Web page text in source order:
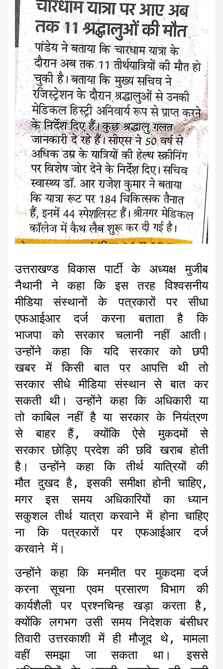
उत्तराखण्ड विकास पार्टी के अध्यक्ष मुजीब
नैथानी ने कहा कि इस तरह विश्वसनीय
मीडिया संस्थानों के पत्रकारों पर सीधा
एफआईआर दर्ज करना बताता है कि
भाजपा को सरकार चलानी नहीं आती।
उन्होंने कहा कि यदि सरकार को छपी
खबर में किसी बात पर आपत्ति थी तो
सरकार सीधे मीडिया संस्थान से बात कर
सकती थी। उन्होंने कहा कि अधिकारी या
तो काबिल नहीं है या सरकार के नियंत्रण
से बाहर हैं, क्योंकि ऐसे मुकदमों से
सरकार छोड़िए प्रदेश की छवि खराब होती
है। उन्होंने कहा कि तीर्थ यात्रियों की
मौत दुखद है, इसकी समीक्षा होनी चाहिए,
मगर इस समय अधिकारियों का ध्यान
सकुशल तीर्थ यात्रा करवाने में होना चाहिए
ना कि पत्रकारों पर एफआईआर दर्ज
करवाने में।
उन्होंने कहा कि मनमीत पर मुकदमा दर्ज
करना सूचना एवम प्रसारण विभाग की
कार्यशैली पर प्रश्नचिन्ह खड़ा करता है,
क्योंकि लगभग उसी समय निदेशक बंसीधर
तिवारी उत्तरकाशी में ही मौजूद थे, मामला
वहीं समझा जा सकता था। इससे